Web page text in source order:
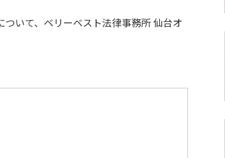
いて、ベリーベスト法律事務所 仙台オ